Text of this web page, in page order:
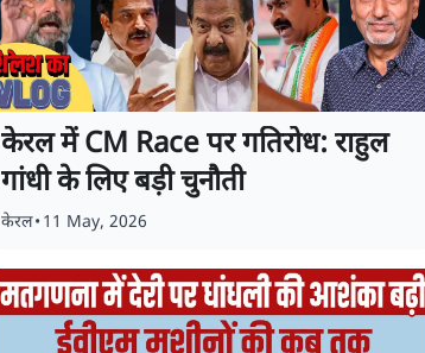
केरल में CM Race पर गतिरोध: राहुल
गांधी के लिए बड़ी चुनौती
केरल• 11 May, 2026